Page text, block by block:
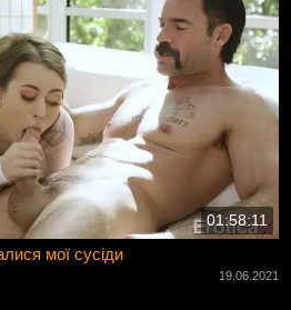
01:58:11
мої сусіди
19.06.2021